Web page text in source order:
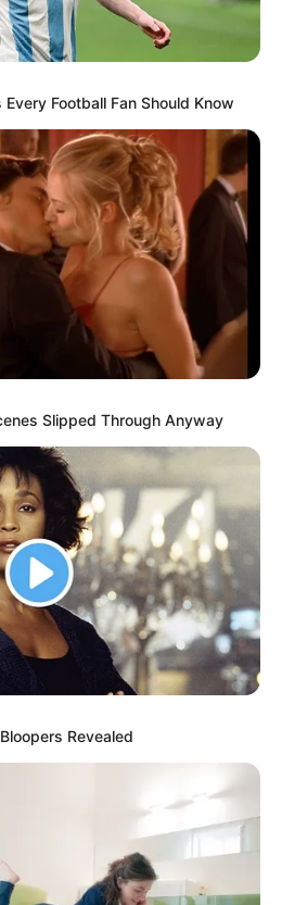
Football Fan Should Know
Slipped Through Anyway
Revealed